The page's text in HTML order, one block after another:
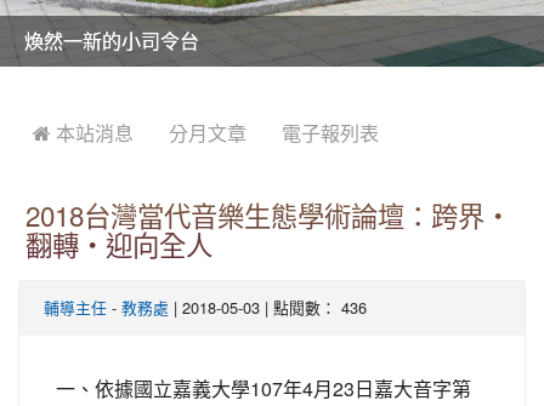
美麗的操場是我們活力的來源
美麗的操場是我們活力的來源
煥然一新的小司令台
煥然一新的小司令台
富含桃園埤塘田園風光意象的中廊
富含桃園埤塘田園風光意象的中廊
嶄新的中庭廣場
嶄新的中庭廣場
水生池生生不息
水生池生生不息
 本站消息 分月文章 電子報列表
2018台灣當代音樂生態學術論壇：跨界‧
翻轉‧迎向全人
輔導主任 - 教務處 | 2018-05-03 | 點閱數： 436
一、依據國立嘉義大學107年4月23日嘉大音字第